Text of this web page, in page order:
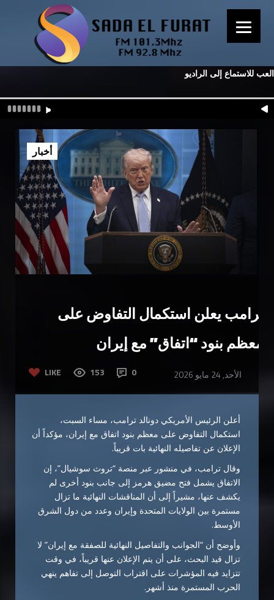
العب للاستماع إلى الراديو
ترامب يعلن استكمال التفاوض على
معظم بنود “اتفاق” مع إيران
LIKE 153 0 الأحد, 24 مايو 2026
أخبار
أعلن الرئيس الأمريكي دونالد ترامب، مساء السبت،
استكمال التفاوض على معظم بنود اتفاق مع إيران، مؤكداً أن
الإعلان عن تفاصيله النهائية بات قريباً.
وقال ترامب، في منشور عبر منصة “تروث سوشيال”، إن
الاتفاق يشمل فتح مضيق هرمز إلى جانب بنود أخرى لم
يكشف عنها، مشيراً إلى أن المناقشات النهائية ما تزال
مستمرة بين الولايات المتحدة وإيران وعدد من دول الشرق
الأوسط.
وأوضح أن “الجوانب والتفاصيل النهائية للصفقة مع إيران” لا
تزال قيد البحث، على أن يتم الإعلان عنها قريباً، في وقت
تتزايد فيه المؤشرات على اقتراب التوصل إلى تفاهم ينهي
الحرب المستمرة منذ أشهر.